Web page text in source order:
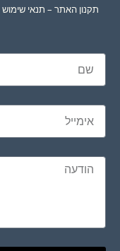
תקנון האתר – תנאי שימוש